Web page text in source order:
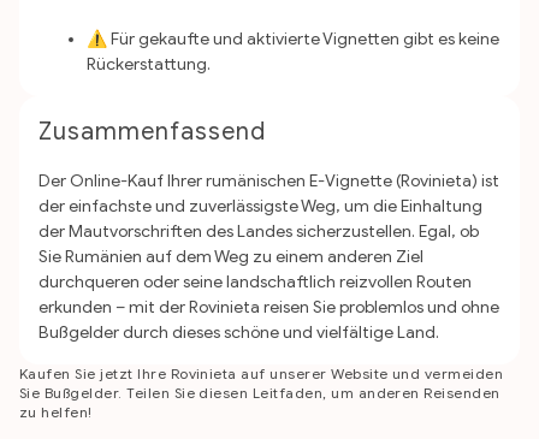
⚠️ Für gekaufte und aktivierte Vignetten gibt es keine
Rückerstattung.
Zusammenfassend
Der Online-Kauf Ihrer rumänischen E-Vignette (Rovinieta) ist
der einfachste und zuverlässigste Weg, um die Einhaltung
der Mautvorschriften des Landes sicherzustellen. Egal, ob
Sie Rumänien auf dem Weg zu einem anderen Ziel
durchqueren oder seine landschaftlich reizvollen Routen
erkunden – mit der Rovinieta reisen Sie problemlos und ohne
Bußgelder durch dieses schöne und vielfältige Land.
Kaufen Sie jetzt Ihre Rovinieta auf unserer Website und vermeiden
Sie Bußgelder. Teilen Sie diesen Leitfaden, um anderen Reisenden
zu helfen!